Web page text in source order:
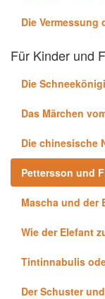
Die Vermessung
Für Kinder und
Die
Das Märchen
Die chinesische
Pettersson und
Mascha und der
Wie der Elefant
Tintinnabulis
Der Schuster